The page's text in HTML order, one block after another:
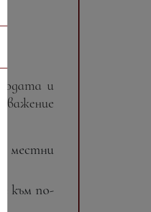
и
местни
към по-